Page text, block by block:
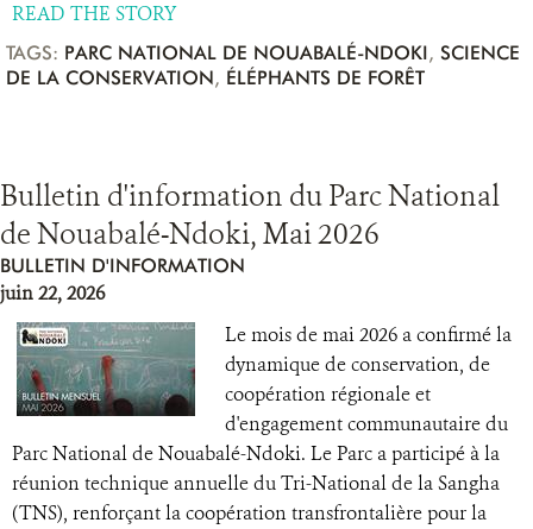
READ THE STORY
TAGS: PARC NATIONAL DE NOUABALÉ-NDOKI, SCIENCE
DE LA CONSERVATION, ÉLÉPHANTS DE FORÊT
Bulletin d'information du Parc National
de Nouabalé-Ndoki, Mai 2026
BULLETIN D'INFORMATION
juin 22, 2026
Le mois de mai 2026 a confirmé la
dynamique de conservation, de
coopération régionale et
d'engagement communautaire du
Parc National de Nouabalé-Ndoki. Le Parc a participé à la
réunion technique annuelle du Tri-National de la Sangha
(TNS), renforçant la coopération transfrontalière pour la